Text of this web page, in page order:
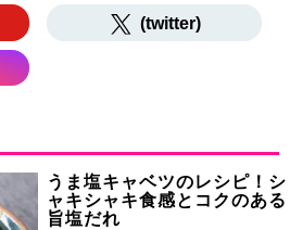
(twitter)
うま塩キャベツのレシピ！シ
ャキシャキ食感とコクのある
旨塩だれ